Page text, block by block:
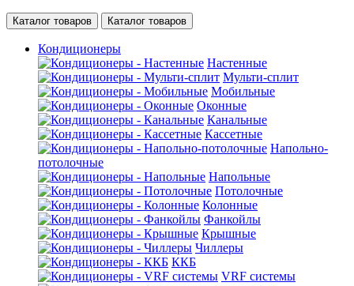
Каталог товаров Каталог товаров
Кондиционеры
Настенные
Мульти-сплит
Мобильные
Оконные
Канальные
Кассетные
Напольно-
потолочные
Напольные
Потолочные
Колонные
Фанкойлы
Крышные
Чиллеры
ККБ
VRF системы